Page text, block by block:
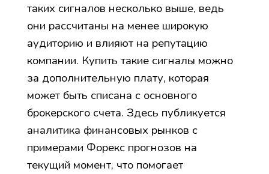
таких сигналов несколько выше, ведь
они рассчитаны на менее широкую
аудиторию и влияют на репутацию
компании. Купить такие сигналы можно
за дополнительную плату, которая
может быть списана с основного
брокерского счета. Здесь публикуется
аналитика финансовых рынков с
примерами Форекс прогнозов на
текущий момент, что помогает